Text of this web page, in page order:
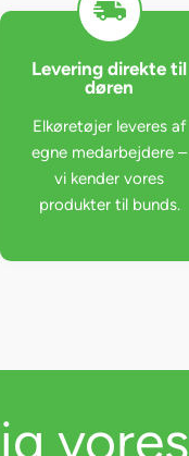
Levering direkte til
døren
Elkøretøjer leveres af
egne medarbejdere –
vi kender vores
produkter til bunds.
vores